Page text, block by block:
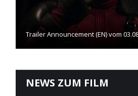
Trailer Announcement (EN) vom
NEWS ZUM FILM